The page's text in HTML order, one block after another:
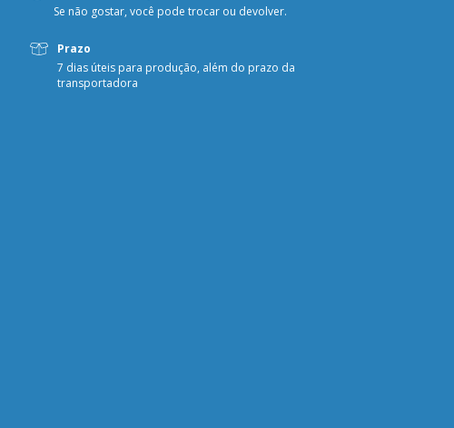
Se não gostar, você pode trocar ou devolver.
Prazo
7 dias úteis para produção, além do prazo da
transportadora